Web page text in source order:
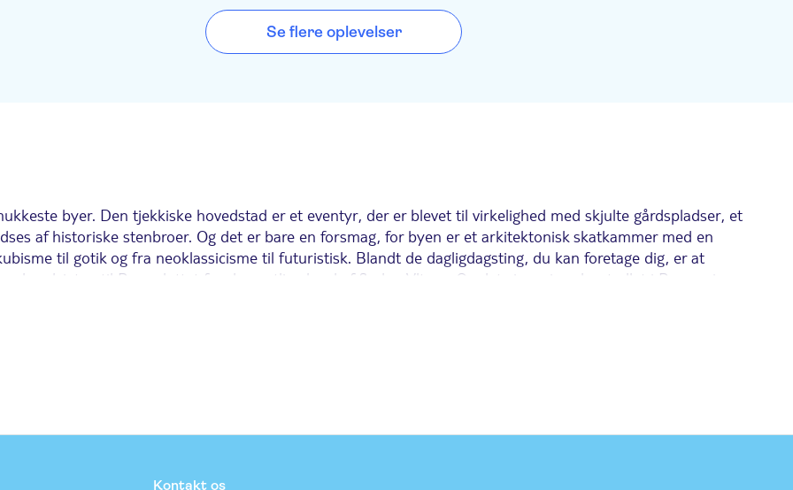
Se flere oplevelser
byer. Den tjekkiske hovedstad er et eventyr, der er blevet til virkelighed med skjulte gårdspladser, et
af historiske stenbroer. Og det er bare en forsmag, for byen er et arkitektonisk skatkammer med en
til gotik og fra neoklassicisme til futuristisk. Blandt de dagligdagsting, du kan foretage dig, er at
udsigten til Prag-slottet fra den østlige bred af floden Vltava. Og det siger sig selv, at øllet i Prag er i
Kontakt os